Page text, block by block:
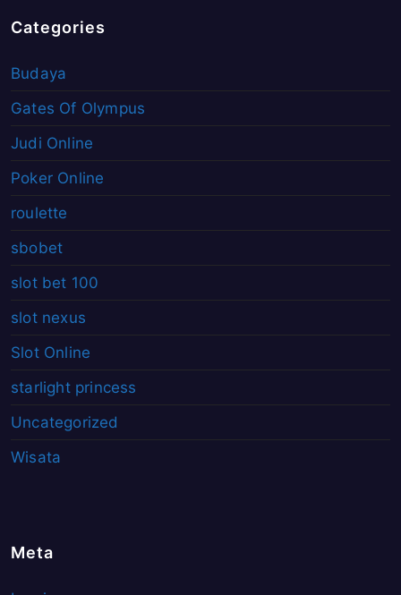
Categories
Budaya
Gates Of Olympus
Judi Online
Poker Online
roulette
sbobet
slot bet 100
slot nexus
Slot Online
starlight princess
Uncategorized
Wisata
Meta